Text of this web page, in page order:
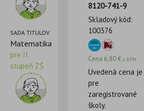
SADA TITULOV
Matematika
pre II.
stupeň ZŠ
8120-741-9
Skladový kód:
100376
Cena 6,80€ s DPH
Uvedená cena je
pre
zaregistrované
školy.